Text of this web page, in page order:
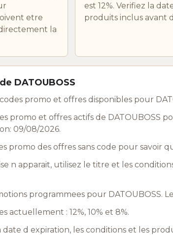
etre
la
est 12%. Verifiez la
produits inclus avant
DATOUBOSS
promo et offres disponibles pour
promo et offres actifs de DATOUBOSS
09/08/2026.
promo des offres sans code pour
n apparait, utilisez le titre et les
programmees pour
actuellement : 12%, 10% et 8%.
date d expiration, les conditions et les